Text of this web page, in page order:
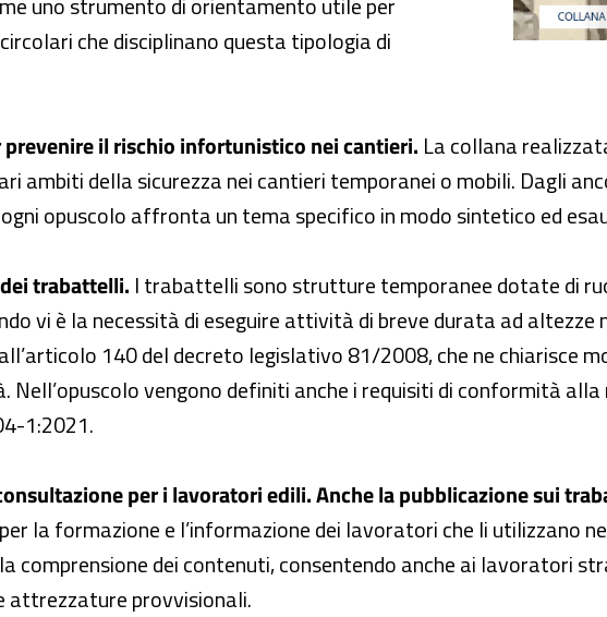
che disciplinano questa tipologia di
il rischio infortunistico nei cantieri. La collana
ambiti della sicurezza nei cantieri temporanei o mobili. Dagli
opuscolo affronta un tema specifico in modo sintetico ed
trabattelli. I trabattelli sono strutture temporanee dotate di
vi è la necessità di eseguire attività di breve durata ad
140 del decreto legislativo 81/2008, che ne chiarisce
vengono definiti anche i requisiti di conformità
1:2021.
per i lavoratori edili.Anche la pubblicazione sui
la formazione e l’informazione dei lavoratori che li utilizzano
comprensione dei contenuti, consentendo anche ai lavoratori
attrezzature provvisionali.